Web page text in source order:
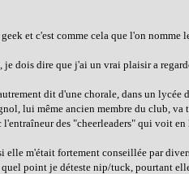
et c'est comme cela que l'on nomme
je dois dire que j'ai un vrai plaisir a
dit d'une chorale, dans un lycée
lui même ancien membre du club,
l'entraîneur des "cheerleaders" qui voit
elle m'était fortement conseillée par
point je déteste nip/tuck, pourtant